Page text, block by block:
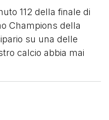
112 della finale di
Champions della
su una delle
calcio abbia mai